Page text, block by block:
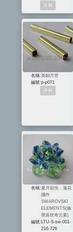
名稱:黃銅方管
編號:p-p071
名稱:夏月韶光．蓮花
擺件
SWAROVSKI
ELEMENTS(施
華洛世奇元素)
編號: LTU-S-sw-001-
216-726